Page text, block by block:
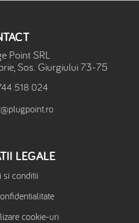
Point SRL
Sos. Giurgiului 73-75
518 024
LEGALE
si conditii
cookie-uri